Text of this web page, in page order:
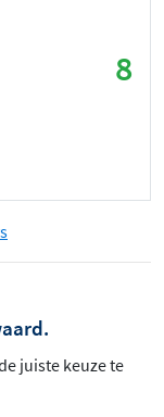
8
juiste keuze te